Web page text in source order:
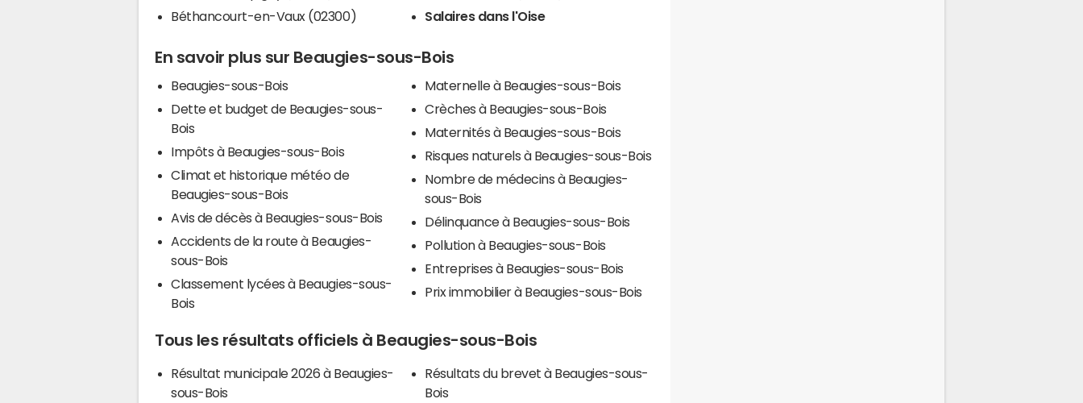
Béthancourt-en-Vaux (02300)
Salaires dans l'Oise
En savoir plus sur Beaugies-sous-Bois
Beaugies-sous-Bois
Dette et budget de Beaugies-sous-
Bois
Impôts à Beaugies-sous-Bois
Climat et historique météo de
Beaugies-sous-Bois
Avis de décès à Beaugies-sous-Bois
Accidents de la route à Beaugies-
sous-Bois
Classement lycées à Beaugies-sous-
Bois
Maternelle à Beaugies-sous-Bois
Crèches à Beaugies-sous-Bois
Maternités à Beaugies-sous-Bois
Risques naturels à Beaugies-sous-Bois
Nombre de médecins à Beaugies-
sous-Bois
Délinquance à Beaugies-sous-Bois
Pollution à Beaugies-sous-Bois
Entreprises à Beaugies-sous-Bois
Prix immobilier à Beaugies-sous-Bois
Tous les résultats officiels à Beaugies-sous-Bois
Résultat municipale 2026 à Beaugies-
sous-Bois
Résultats du brevet à Beaugies-sous-
Bois